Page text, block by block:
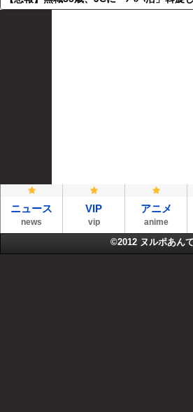
ニュース
news
VIP
vip
アニメ
anime
©2012 ヌルポあん